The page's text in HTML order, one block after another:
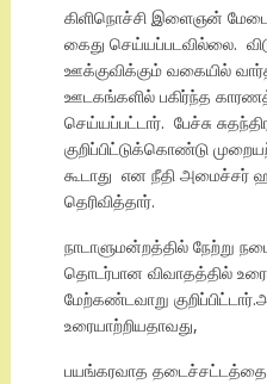
கிளிநொச்சி இளைஞன்
கைது செய்யப்படவில்லை.
ஊக்குவிக்கும் வகையில்
ஊடகங்களில் பகிர்ந்த
செய்யப்பட்டார். பேச்சு
குறிப்பிட்டுக்கொண்டு
கூடாது என நீதி
தெரிவித்தார்.
நாடாளுமன்றத்தில் நேற்று
தொடர்பான விவாதத்தில்
மேற்கண்டவாறு
உரையாற்றியதாவது,
பயங்கரவாத